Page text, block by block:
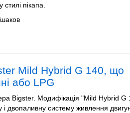
пікапа.
Mild Hybrid G 140, що
або LPG
Bigster. Модифікація "Mild Hybrid G
і двопаливну систему живлення